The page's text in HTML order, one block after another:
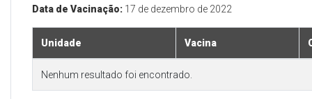
Data de Vacinação: 17 de dezembro de 2022
Unidade Vacina
Nenhum resultado foi encontrado.